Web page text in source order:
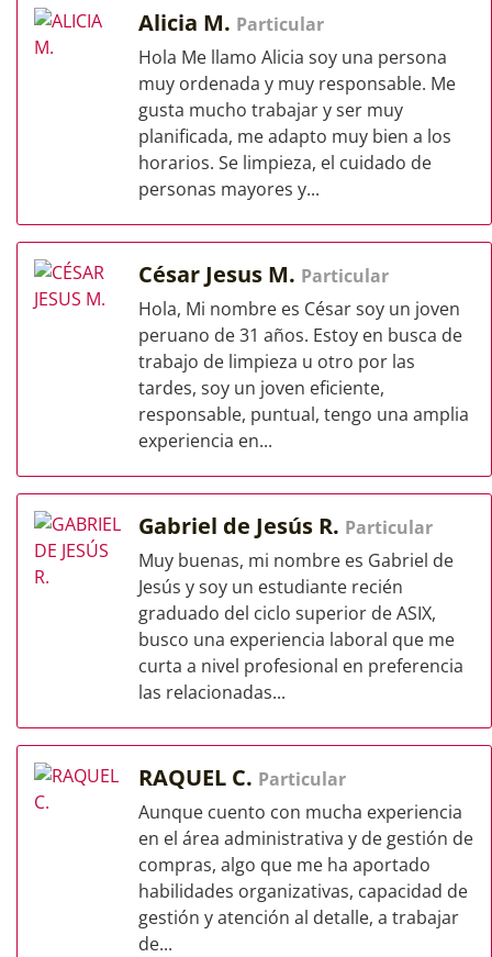
Alicia M. Particular
Hola Me llamo Alicia soy una persona
muy ordenada y muy responsable. Me
gusta mucho trabajar y ser muy
planificada, me adapto muy bien a los
horarios. Se limpieza, el cuidado de
personas mayores y...
César Jesus M. Particular
Hola, Mi nombre es César soy un joven
peruano de 31 años. Estoy en busca de
trabajo de limpieza u otro por las
tardes, soy un joven eficiente,
responsable, puntual, tengo una amplia
experiencia en...
Gabriel de Jesús R. Particular
Muy buenas, mi nombre es Gabriel de
Jesús y soy un estudiante recién
graduado del ciclo superior de ASIX,
busco una experiencia laboral que me
curta a nivel profesional en preferencia
las relacionadas...
RAQUEL C. Particular
Aunque cuento con mucha experiencia
en el área administrativa y de gestión de
compras, algo que me ha aportado
habilidades organizativas, capacidad de
gestión y atención al detalle, a trabajar
de...